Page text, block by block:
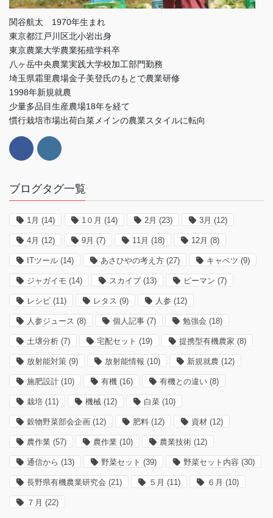
関谷航太 1970年生まれ
東京都江戸川区北小岩出身
東京農業大学農業拓殖学科卒
八ヶ岳中央農業実践大学校加工部門勤務
埼玉県霜里農場金子美登氏のもとで農業研修
1998年新規就農
少量多品目生産農場18年を経て
慣行栽培市場出荷白菜メインの農業スタイルに転向
ブログタグ一覧
1月 (14) 1０月 (14) 2月 (23) 3月 (12)
4月 (12) 9月 (7) 11月 (18) 12月 (8)
ITツール (14) あさひやの考え方 (27) キャベツ (9)
ジャガイモ (14) スカイプ(13) ピーマン (7)
レシピ (11) レタス (9) 人参 (12)
人参ジュース (8) 個人記事 (7) 勉強会 (18)
土壌分析 (7) 宅配セット (19) 提携型有機農家 (8)
放射能対策 (9) 放射能情報 (10) 新規就農 (12)
施肥設計 (10) 有機 (16) 有機との違い (8)
栽培 (11) 機械 (12) 白菜 (10)
穀物野菜部会企画 (12) 肥料 (12) 資材 (12)
農作業 (57) 農作業 (10) 農業技術 (12)
通信から (13) 野菜セット (39) 野菜セット内容 (30)
長野県有機農業研究会 (21) ５月 (11) ６月 (10)
７月 (22)